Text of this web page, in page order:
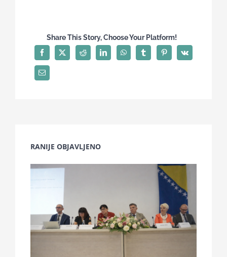
Share This Story, Choose Your Platform!
RANIJE OBJAVLJENO